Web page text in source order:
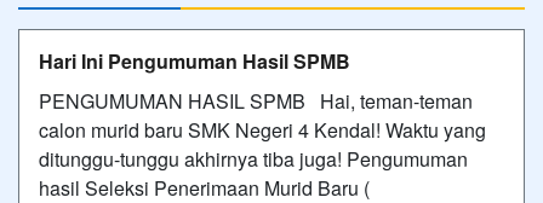
Hari Ini Pengumuman Hasil SPMB
PENGUMUMAN HASIL SPMB Hai, teman-teman
calon murid baru SMK Negeri 4 Kendal! Waktu yang
ditunggu-tunggu akhirnya tiba juga! Pengumuman
hasil Seleksi Penerimaan Murid Baru (